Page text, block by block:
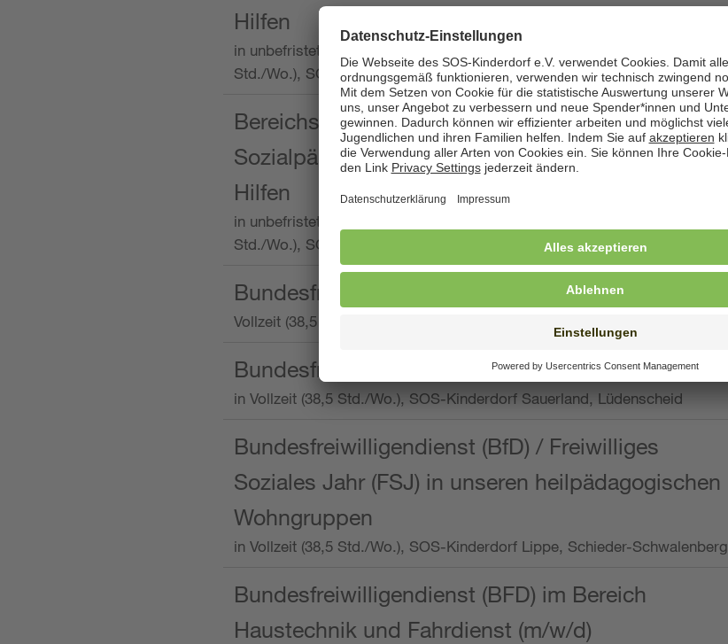
Hilfen
in unbefristeter Anstellung, Vollzeit oder Teilzeit (mind. 30 - max. 38,5
Std./Wo.), SOS-Kinderdorf Worpswede,
Bereichsleitung mit der Qualifikation als
Sozialpädagogin (m/w/d) und die Ambulanten
Hilfen
in unbefristeter Anstellung, Vollzeit oder Teilzeit (min. 34 bis max. 38,5
Std./Wo.), SOS-Kinderdorf Oberpfalz, Immenreuth
Bundesfreiwilligendienst
Vollzeit (38,5 Stunden pro Woche), SOS-Kinderdorf Düsseldorf
Bundesfreiwilligendienst
in Vollzeit (38,5 Std./Wo.), SOS-Kinderdorf Sauerland, Lüdenscheid
Bundesfreiwilligendienst (BfD) / Freiwilliges
Soziales Jahr (FSJ) in unseren heilpädagogischen
Wohngruppen
in Vollzeit (38,5 Std./Wo.), SOS-Kinderdorf Lippe, Schieder-Schwalenberg
Bundesfreiwilligendienst (BFD) im Bereich
Haustechnik und Fahrdienst (m/w/d)